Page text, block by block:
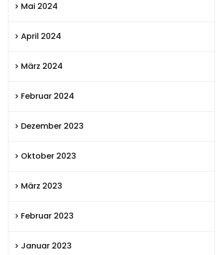
Mai 2024
April 2024
März 2024
Februar 2024
Dezember 2023
Oktober 2023
März 2023
Februar 2023
Januar 2023